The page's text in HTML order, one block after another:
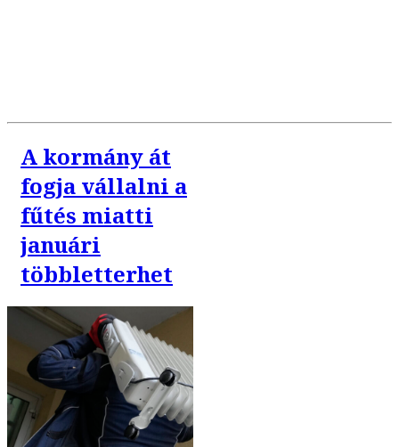
A kormány át
fogja vállalni a
fűtés miatti
januári
többletterhet